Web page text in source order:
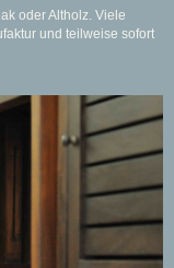
oder Altholz. Viele
und teilweise sofort